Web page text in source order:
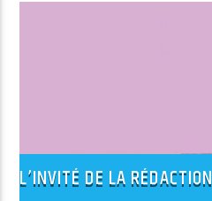
L’INVITÉ DE LA RÉDACTION